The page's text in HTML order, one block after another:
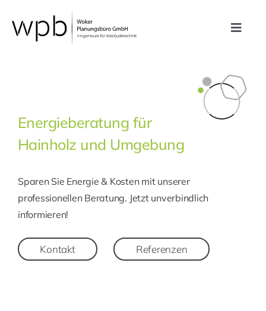
Inhalt
springen
Toggle
Unternehmen
Karriere
Kontakt
Energieberatung für
Hainholz und Umgebung
Sparen Sie Energie & Kosten mit unserer
professionellen Beratung. Jetzt unverbindlich
informieren!
Kontakt Referenzen